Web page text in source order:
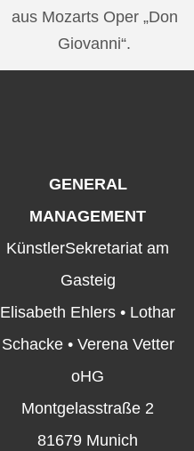
aus Mozarts Oper „Don
Giovanni“.
GENERAL
MANAGEMENT
KünstlerSekretariat am
Gasteig
Elisabeth Ehlers • Lothar
Schacke • Verena Vetter
oHG
Montgelasstraße 2
81679 Munich